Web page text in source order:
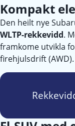
Kompakt
Den heilt nye
WLTP-rekkevidd.
framkome utvikla
firehjulsdrift